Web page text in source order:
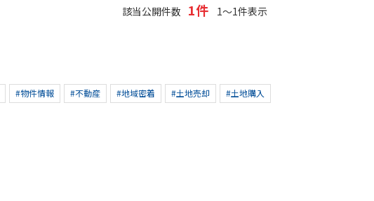
該当公開件数 1件 1～1件表示
#物件情報 #不動産 #地域密着 #土地売却
#土地購入